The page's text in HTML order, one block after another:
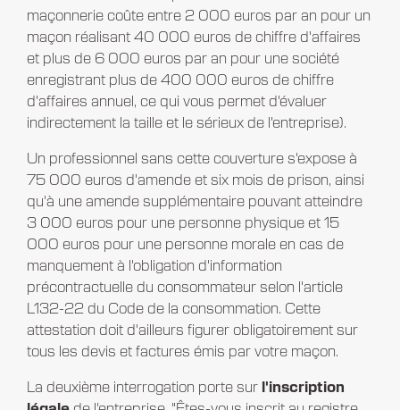
maçonnerie coûte entre 2 000 euros par an pour un
maçon réalisant 40 000 euros de chiffre d'affaires
et plus de 6 000 euros par an pour une société
enregistrant plus de 400 000 euros de chiffre
d'affaires annuel, ce qui vous permet d'évaluer
indirectement la taille et le sérieux de l'entreprise).
Un professionnel sans cette couverture s'expose à
75 000 euros d'amende et six mois de prison, ainsi
qu'à une amende supplémentaire pouvant atteindre
3 000 euros pour une personne physique et 15
000 euros pour une personne morale en cas de
manquement à l'obligation d'information
précontractuelle du consommateur selon l'article
L132-22 du Code de la consommation. Cette
attestation doit d'ailleurs figurer obligatoirement sur
tous les devis et factures émis par votre maçon.
La deuxième interrogation porte sur l'inscription